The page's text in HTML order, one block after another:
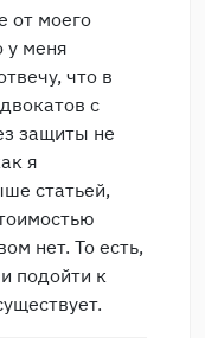
от моего
у меня
что в
с
защиты не
я
статьей,
нет. То есть,
подойти к